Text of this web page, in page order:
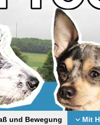
und Bewegung Mit